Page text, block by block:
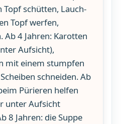
Topf schütten, Lauch-
Topf werfen,
Ab 4 Jahren: Karotten
Aufsicht),
mit einem stumpfen
schneiden. Ab
Pürieren helfen
unter Aufsicht
8 Jahren: die Suppe